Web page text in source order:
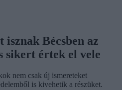
Bécsben az
sikert értek el vele
nem csak új ismereteket
is kivehetik a részüket.